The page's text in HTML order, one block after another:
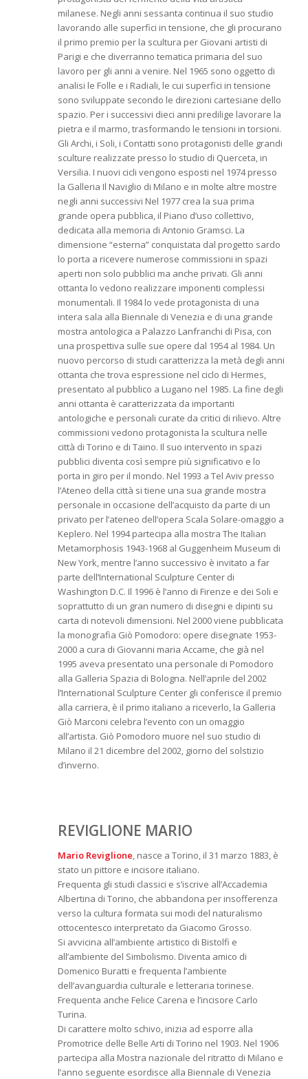
milanese. Negli anni sessanta continua il suo studio
lavorando alle superfici in tensione, che gli procurano
il primo premio per la scultura per Giovani artisti di
Parigi e che diverranno tematica primaria del suo
lavoro per gli anni a venire. Nel 1965 sono oggetto di
analisi le Folle e i Radiali, le cui superfici in tensione
sono sviluppate secondo le direzioni cartesiane dello
spazio. Per i successivi dieci anni predilige lavorare la
pietra e il marmo, trasformando le tensioni in torsioni.
Gli Archi, i Soli, i Contatti sono protagonisti delle grandi
sculture realizzate presso lo studio di Querceta, in
Versilia. I nuovi cicli vengono esposti nel 1974 presso
la Galleria Il Naviglio di Milano e in molte altre mostre
negli anni successivi Nel 1977 crea la sua prima
grande opera pubblica, il Piano d’uso collettivo,
dedicata alla memoria di Antonio Gramsci. La
dimensione “esterna” conquistata dal progetto sardo
lo porta a ricevere numerose commissioni in spazi
aperti non solo pubblici ma anche privati. Gli anni
ottanta lo vedono realizzare imponenti complessi
monumentali. Il 1984 lo vede protagonista di una
intera sala alla Biennale di Venezia e di una grande
mostra antologica a Palazzo Lanfranchi di Pisa, con
una prospettiva sulle sue opere dal 1954 al 1984. Un
nuovo percorso di studi caratterizza la metà degli anni
ottanta che trova espressione nel ciclo di Hermes,
presentato al pubblico a Lugano nel 1985. La fine degli
anni ottanta è caratterizzata da importanti
antologiche e personali curate da critici di rilievo. Altre
commissioni vedono protagonista la scultura nelle
città di Torino e di Taino. Il suo intervento in spazi
pubblici diventa così sempre più significativo e lo
porta in giro per il mondo. Nel 1993 a Tel Aviv presso
l’Ateneo della città si tiene una sua grande mostra
personale in occasione dell’acquisto da parte di un
privato per l’ateneo dell’opera Scala Solare-omaggio a
Keplero. Nel 1994 partecipa alla mostra The Italian
Metamorphosis 1943-1968 al Guggenheim Museum di
New York, mentre l’anno successivo è invitato a far
parte dell’International Sculpture Center di
Washington D.C. Il 1996 è l’anno di Firenze e dei Soli e
soprattutto di un gran numero di disegni e dipinti su
carta di notevoli dimensioni. Nel 2000 viene pubblicata
la monografia Giò Pomodoro: opere disegnate 1953-
2000 a cura di Giovanni maria Accame, che già nel
1995 aveva presentato una personale di Pomodoro
alla Galleria Spazia di Bologna. Nell’aprile del 2002
l’International Sculpture Center gli conferisce il premio
alla carriera, è il primo italiano a riceverlo, la Galleria
Giò Marconi celebra l’evento con un omaggio
all’artista. Giò Pomodoro muore nel suo studio di
Milano il 21 dicembre del 2002, giorno del solstizio
d’inverno.
REVIGLIONE MARIO
Mario Reviglione , nasce a Torino, il 31 marzo 1883, è
stato un pittore e incisore italiano.
Frequenta gli studi classici e s’iscrive all’Accademia
Albertina di Torino, che abbandona per insofferenza
verso la cultura formata sui modi del naturalismo
ottocentesco interpretato da Giacomo Grosso.
Si avvicina all’ambiente artistico di Bistolfi e
all’ambiente del Simbolismo. Diventa amico di
Domenico Buratti e frequenta l’ambiente
dell’avanguardia culturale e letteraria torinese.
Frequenta anche Felice Carena e l’incisore Carlo
Turina.
Di carattere molto schivo, inizia ad esporre alla
Promotrice delle Belle Arti di Torino nel 1903. Nel 1906
partecipa alla Mostra nazionale del ritratto di Milano e
l’anno seguente esordisce alla Biennale di Venezia